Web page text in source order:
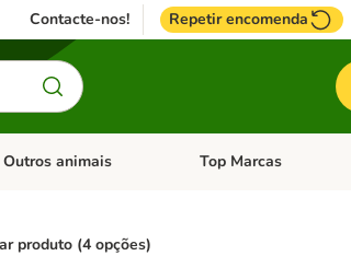
Contacte-nos! Repetir encomenda
Roedores
menu de categoria: Pássaros
Outros animais Abrir menu de
Top Marcas
produto (4 opções)